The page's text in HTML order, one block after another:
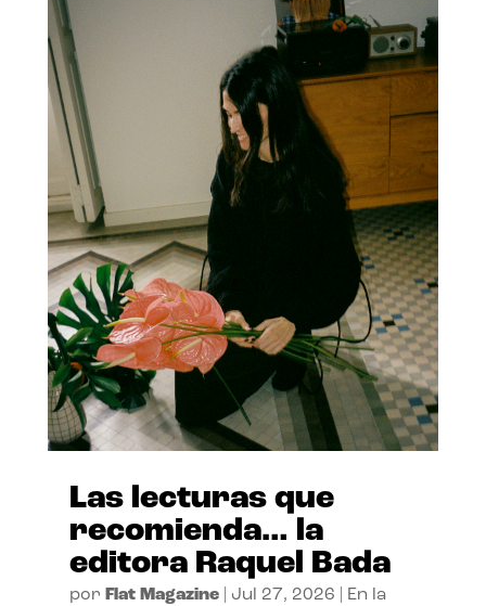
Las lecturas que
recomienda… la
editora Raquel Bada
por Flat Magazine| Jul 27, 2026
En la